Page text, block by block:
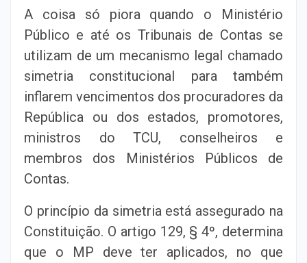
A coisa só piora quando o Ministério
Público e até os Tribunais de Contas se
utilizam de um mecanismo legal chamado
simetria constitucional para também
inflarem vencimentos dos procuradores da
República ou dos estados, promotores,
ministros do TCU, conselheiros e
membros dos Ministérios Públicos de
Contas.
O princípio da simetria está assegurado na
Constituição. O artigo 129, § 4º, determina
que o MP deve ter aplicados, no que